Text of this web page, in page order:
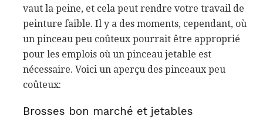
vaut la peine, et cela peut rendre votre travail de
peinture faible. Il y a des moments, cependant, où
un pinceau peu coûteux pourrait être approprié
pour les emplois où un pinceau jetable est
nécessaire. Voici un aperçu des pinceaux peu
coûteux:
Brosses bon marché et jetables